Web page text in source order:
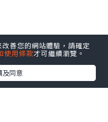
又驚又喜，不只
，
力色的緞帶，再點
善您的網站體驗，請確定
使用條款才可繼續瀏覽。
及同意